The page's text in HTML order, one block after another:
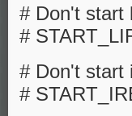
# Don't start
#
# Don't start
#